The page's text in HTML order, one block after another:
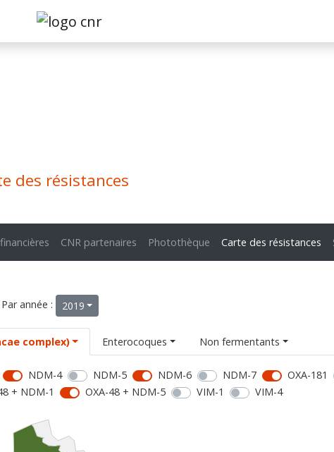
des résistances
CNR partenaires Photothèque Carte des résistances
Par année : 2019
complex) Enterocoques Non fermentants
NDM-4 NDM-5 NDM-6 NDM-7 OXA-181
+ NDM-1 OXA-48 + NDM-5 VIM-1 VIM-4